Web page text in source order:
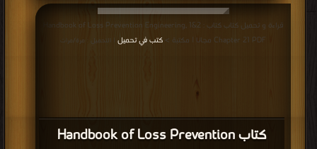
كتاب Handbook of Loss Prevention
قراءة و تحميل كتاب كتاب Handbook of Loss Prevention Engineering, 1&2 :
Chapter 21 PDF مجانا | مكتبة >
كتب في تحميل | التحميل : مرة/مرات